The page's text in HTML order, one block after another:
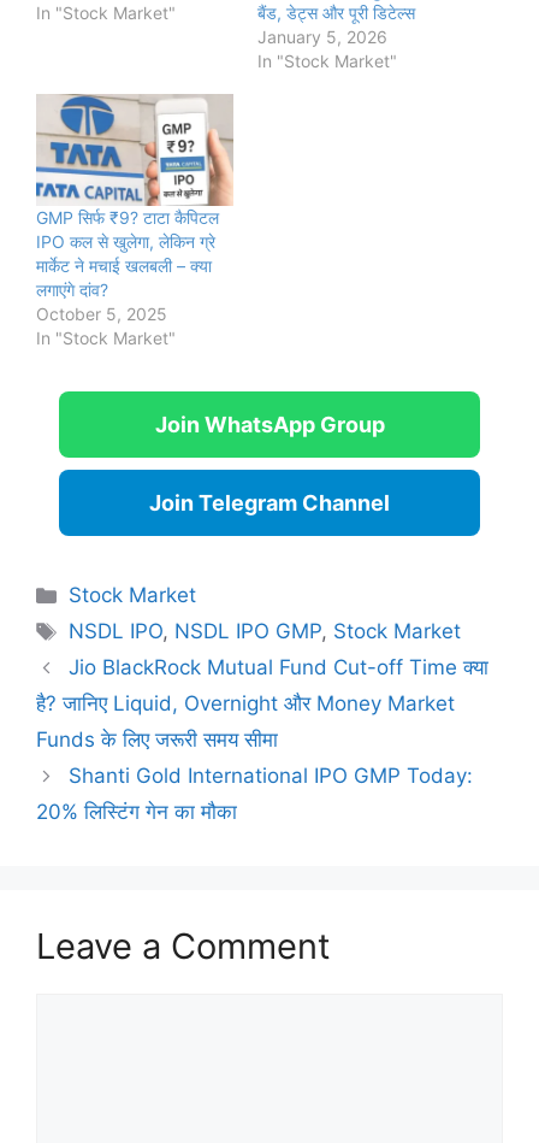
In "Stock Market"
बैंड, डेट्स और पूरी डिटेल्स
January 5, 2026
In "Stock Market"
GMP सिर्फ ₹9? टाटा कैपिटल
IPO कल से खुलेगा, लेकिन ग्रे
मार्केट ने मचाई खलबली – क्या
लगाएंगे दांव?
October 5, 2025
In "Stock Market"
Join WhatsApp Group
Join Telegram Channel
Categories
Stock Market
Tags
NSDL IPO, NSDL IPO GMP, Stock Market
Jio BlackRock Mutual Fund Cut-off Time क्या
है? जानिए Liquid, Overnight और Money Market
Funds के लिए जरूरी समय सीमा
Shanti Gold International IPO GMP Today:
20% लिस्टिंग गेन का मौका
Leave a Comment